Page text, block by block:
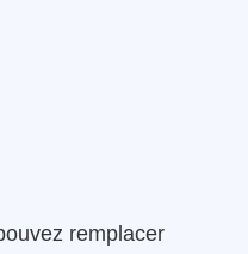
remplacer